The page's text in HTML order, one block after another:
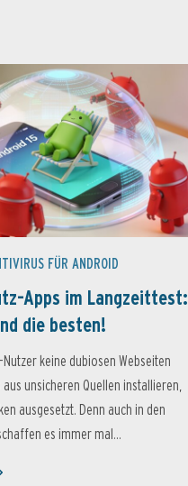
FÜR ANDROID
Apps im Langzeittest:
die besten!
keine dubiosen Webseiten
unsicheren Quellen installieren,
ausgesetzt. Denn auch in den
es immer mal...